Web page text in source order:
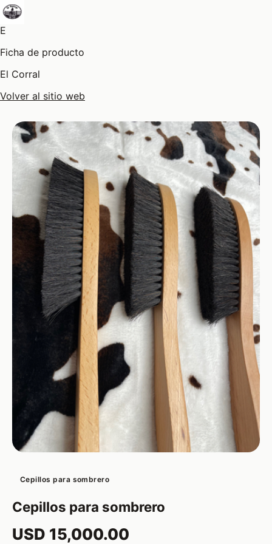
E
Ficha de producto
El Corral
Volver al sitio web
Cepillos para sombrero
Cepillos para sombrero
USD 15,000.00